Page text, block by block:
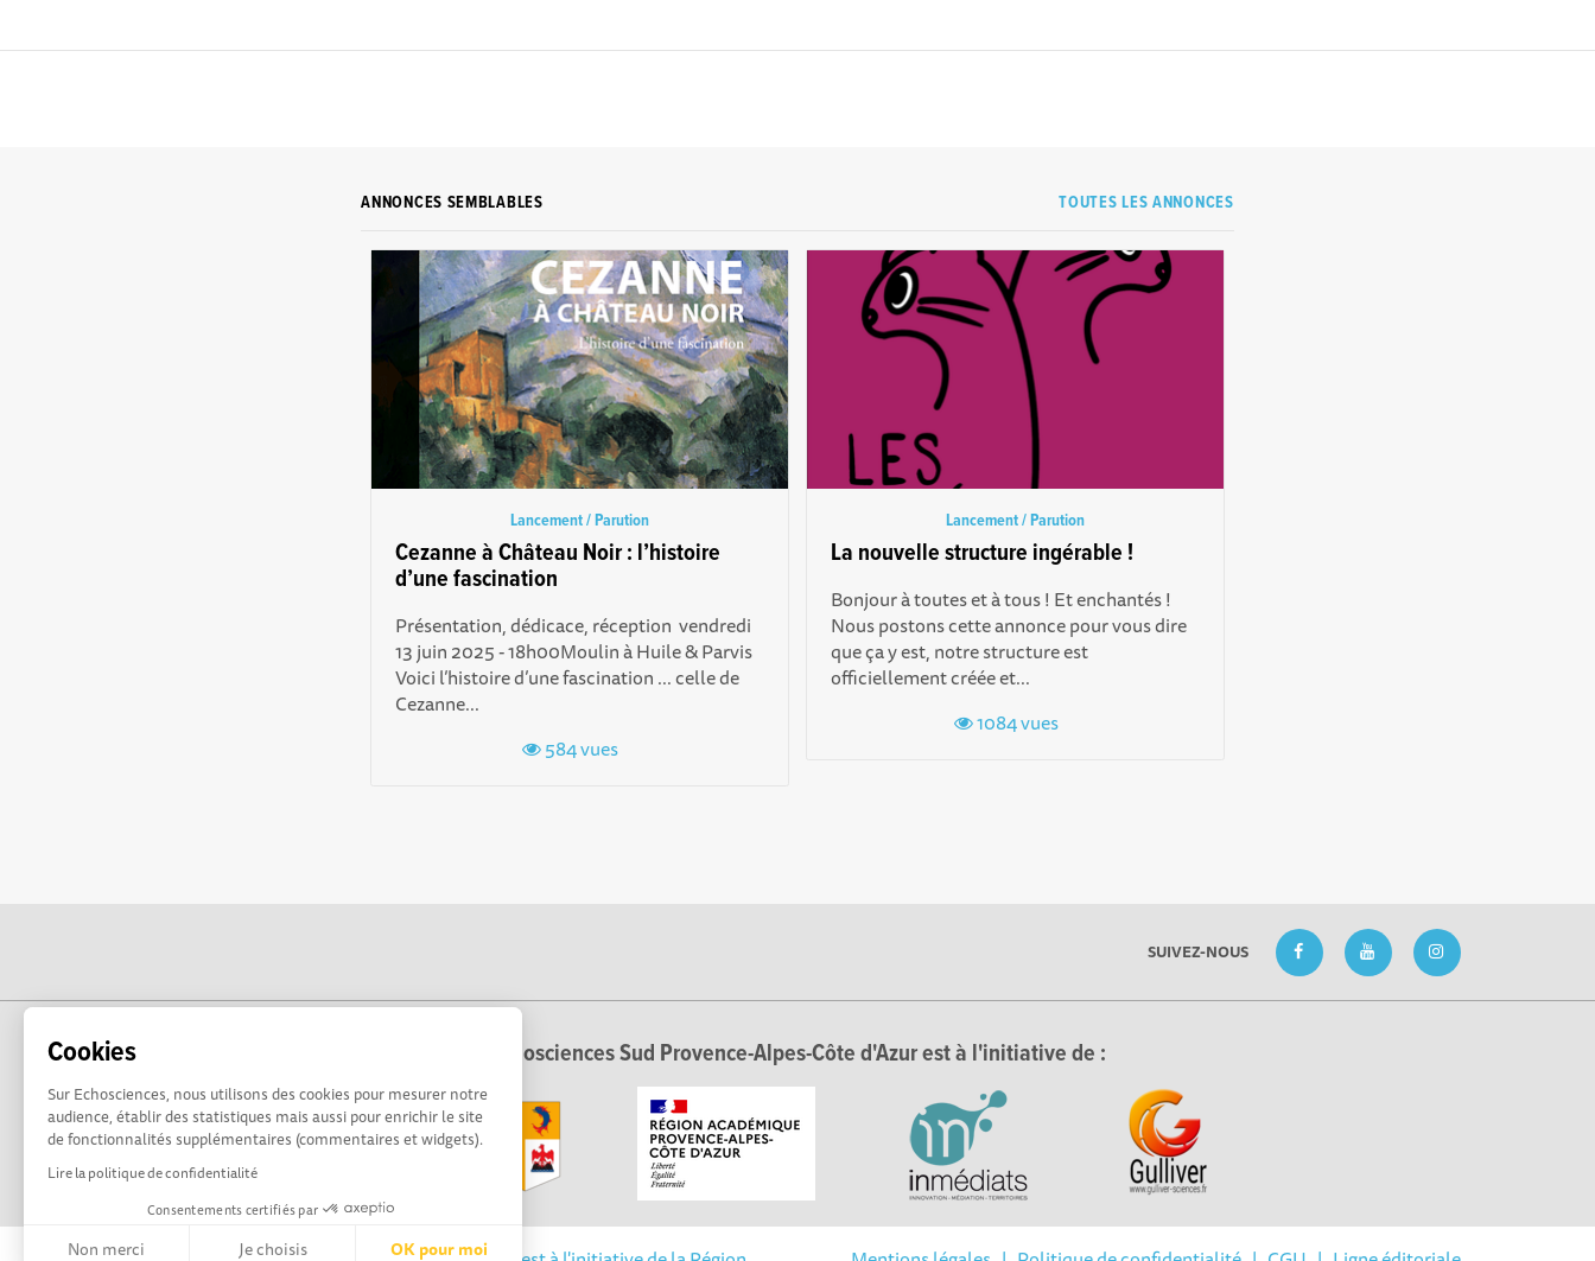
Cookies
Sur Echosciences, nous utilisons des cookies pour mesurer notre
audience, établir des statistiques mais aussi pour enrichir le site
de fonctionnalités supplémentaires (commentaires et widgets).
Lire la politique de confidentialité
Consentements certifiés par
Non merci Je choisis OK pour moi
TOUTES LES ANNONCES
ANNONCES SEMBLABLES
Lancement / Parution
Cezanne à Château Noir : l’histoire
d’une fascination
Présentation, dédicace, réception vendredi
13 juin 2025 - 18h00Moulin à Huile & Parvis
Voici l’histoire d’une fascination ... celle de
Cezanne...
584 vues
Lancement / Parution
La nouvelle structure ingérable !
Bonjour à toutes et à tous ! Et enchantés !
Nous postons cette annonce pour vous dire
que ça y est, notre structure est
officiellement créée et...
1084 vues
SUIVEZ-NOUS
Echosciences Sud Provence-Alpes-Côte d'Azur est à l'initiative de :